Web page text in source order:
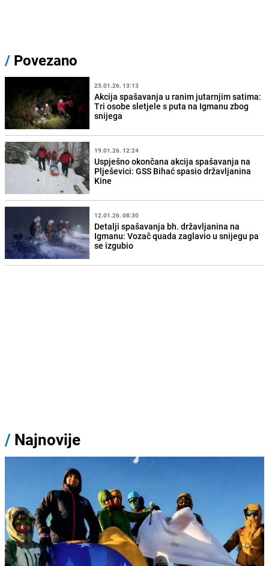
/ Povezano
25.01.26. 13:13
Akcija spašavanja u ranim jutarnjim satima:
Tri osobe sletjele s puta na Igmanu zbog
snijega
19.01.26. 12:24
Uspješno okončana akcija spašavanja na
Plješevici: GSS Bihać spasio državljanina
Kine
12.01.26. 08:30
Detalji spašavanja bh. državljanina na
Igmanu: Vozač quada zaglavio u snijegu pa
se izgubio
/ Najnovije